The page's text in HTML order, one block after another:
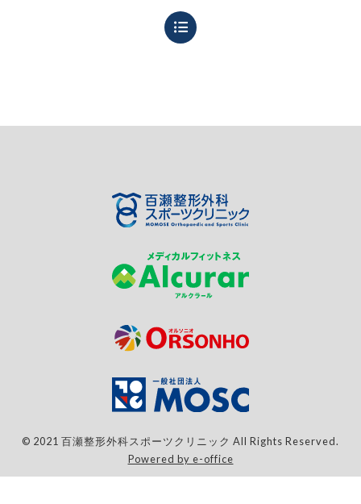
© 2021 百瀬整形外科スポーツクリニック All Rights Reserved.
Powered by e-office